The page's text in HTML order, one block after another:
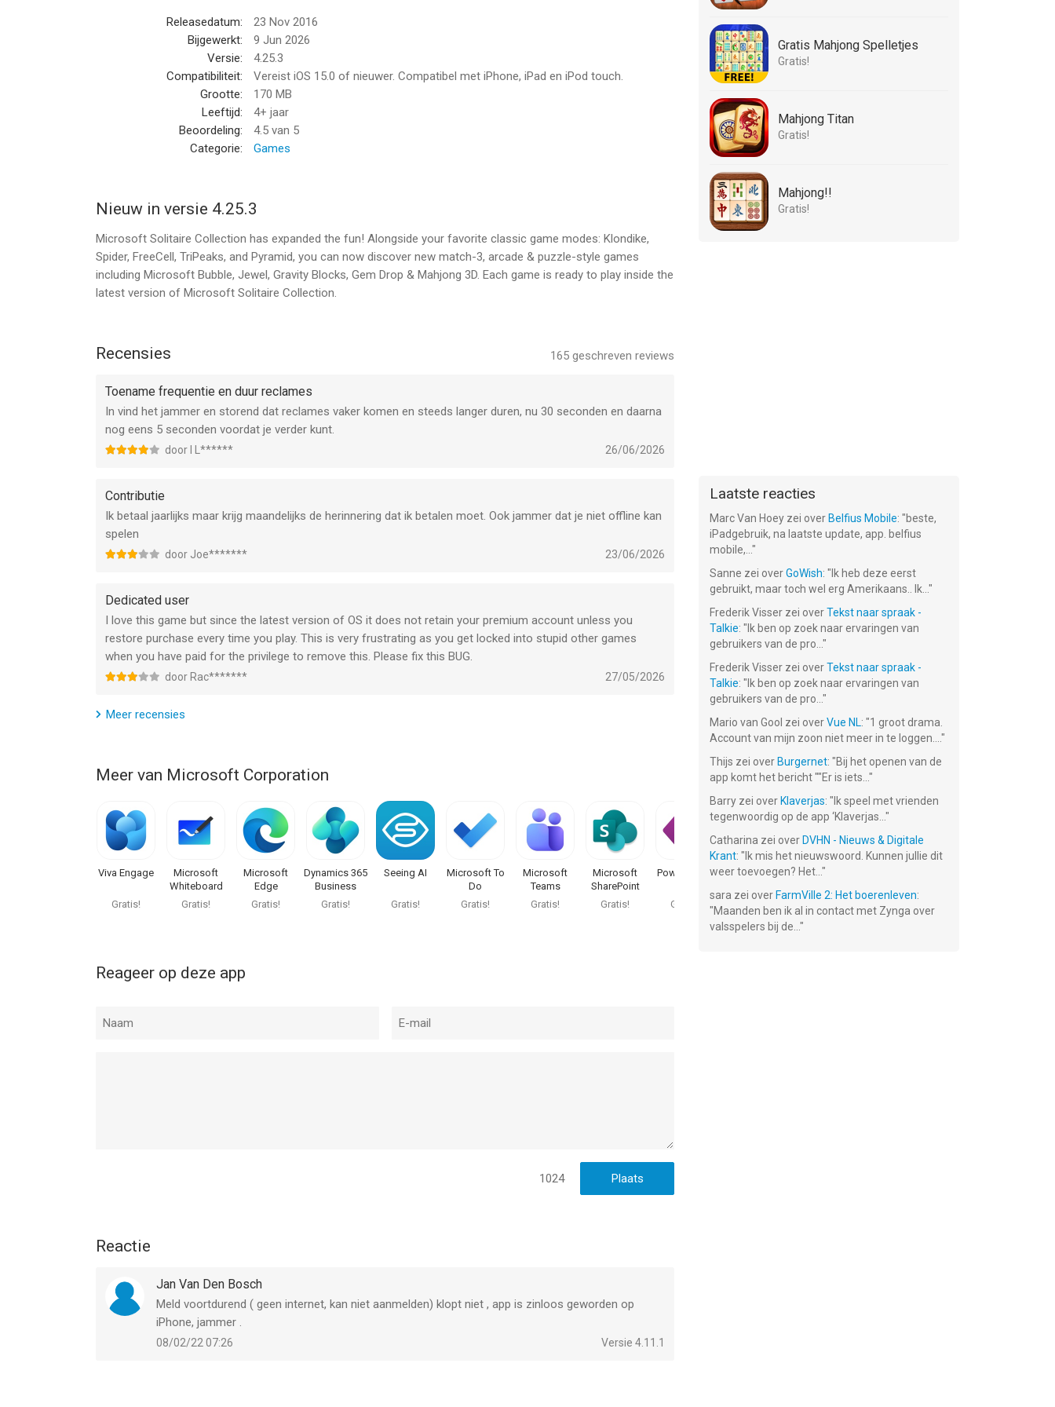
Word een Premium Member
• Spelen zonder advertenties
• Verzamel XP (verzamelen of verliezen)
• Dagelijkse uitdagingen: Dubbele punten & toegang tot meer dan 18.000 eerdere uitdagingen
• Onbeperkt gebruik van de Solitaire Oplosser
• Speciale boosts in Endless TriPeaks & Pyramid
• Extra bonussen in andere spellen
• Gratis Retro-bundel en Xbox-kaartruggen
platforms.
Betaling wordt in rekening gebracht via uw iTunes-account bij de bevestiging van de aankoop. Het abonnement
wordt automatisch maandelijks of jaarlijks verlengd, afhankelijk van het gekochte abonnementstype. De betaling
wordt binnen 24 uur voor het einde van de huidige periode in rekening gebracht op uw iTunes-account ($ 1,99
USD per maand of $ 9,99 USD per jaar, afhankelijk van het gekochte abonnementstype). U kunt automatische
© Microsoft 2025. Alle rechten voorbehouden.
Microsoft, Microsoft Casual Games, de productlogo's en Microsoft Solitaire Collection, en de logo's van
Microsoft Solitaire Collection zijn merkrechten van de Microsoft-bedrijvengroep. Alle andere merkrechten zijn de
https://www.microsoft.com/en-us/privacy/privacystatement) Registratie van Microsoft-account is vereist voor
platformoverschrijdend spelen. Game biedt in-app-aankopen. Permanente internetverbinding vereist. Functies,
onlineservices en systeemvereisten kunnen per land/regio verschillen en kunnen na verloop van tijd worden
gewijzigd of beëindigd.
Microsoft Solitaire Collection van Microsoft Corporation is een app voor iPhone, iPad en iPod touch met iOS
versie 15.0 of hoger, geschikt bevonden voor gebruikers met leeftijden vanaf4 jaar.
Informatie voor Microsoft Solitaire Collectionis het laatst vergeleken op 7 Aug om 19:08.
Releasedatum:
23 Nov 2016
Bijgewerkt:
9 Jun 2026
Versie:
4.25.3
Compatibiliteit:
Vereist iOS 15.0 of nieuwer. Compatibel met iPhone, iPad en iPod touch.
Grootte:
170 MB
Leeftijd:
4+ jaar
Beoordeling:
4.5 van 5
Categorie:
Games
Nieuw in versie 4.25.3
Microsoft Solitaire Collection has expanded the fun! Alongside your favorite classic game modes: Klondike,
Spider, FreeCell, TriPeaks, and Pyramid, you can now discover new match-3, arcade & puzzle-style games
including Microsoft Bubble, Jewel, Gravity Blocks, Gem Drop & Mahjong 3D. Each game is ready to play inside the
latest version of Microsoft Solitaire Collection.
165 geschreven reviews
Recensies
Toename frequentie en duur reclames
In vind het jammer en storend dat reclames vaker komen en steeds langer duren, nu 30 seconden en daarna
nog eens 5 seconden voordat je verder kunt.
door I L****** 26/06/2026
Contributie
Ik betaal jaarlijks maar krijg maandelijks de herinnering dat ik betalen moet. Ook jammer dat je niet offline kan
spelen
door Joe******* 23/06/2026
Dedicated user
I love this game but since the latest version of OS it does not retain your premium account unless you
restore purchase every time you play. This is very frustrating as you get locked into stupid other games
when you have paid for the privilege to remove this. Please fix this BUG.
door Rac******* 27/05/2026
Meer recensies
Meer van Microsoft Corporation
Viva Engage
Gratis!
Microsoft
Whiteboard
Gratis!
Microsoft
Edge
Gratis!
Dynamics 365
Business
Central
Gratis!
Seeing AI
Gratis!
Microsoft To
Do
Gratis!
Microsoft
Teams
Gratis!
Microsoft
SharePoint
Gratis!
Power Apps
Gratis!
Microsoft
Gratis!
Microsoft
Gratis!
Gratis!
Reageer op deze app
1024
Reactie
Jan Van Den Bosch
Meld voortdurend ( geen internet, kan niet aanmelden) klopt niet , app is zinloos geworden op
iPhone, jammer .
Versie 4.11.1
08/02/22 07:26
Gratis Mahjong Spelletjes
Gratis!
Mahjong Titan
Gratis!
Mahjong!!
Gratis!
Laatste reacties
Marc Van Hoey zei over Belfius Mobile: "beste,
iPadgebruik, na laatste update, app. belfius
mobile,... "
Sanne zei overGoWish: " Ik heb deze eerst
gebruikt, maar toch wel erg Amerikaans.. Ik... "
Frederik Visser zei overTekst naar spraak -
Talkie: " Ik ben op zoek naar ervaringen van
gebruikers van de pro... "
Frederik Visser zei overTekst naar spraak -
Talkie: " Ik ben op zoek naar ervaringen van
gebruikers van de pro... "
Mario van Gool zei overVue NL: "1 groot drama.
Account van mijn zoon niet meer in te loggen.... "
Thijs zei over Burgernet: "Bij het openen van de
app komt het bericht ""Er is iets... "
Barry zei over Klaverjas: " Ik speel met vrienden
tegenwoordig op de app ‘Klaverjas... "
Catharina zei over DVHN - Nieuws & Digitale
Krant: " Ik mis het nieuwswoord. Kunnen jullie dit
weer toevoegen? Het... "
sara zei over FarmVille 2: Het boerenleven:
"Maanden ben ik al in contact met Zynga over
valsspelers bij de... "